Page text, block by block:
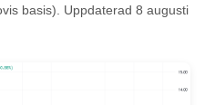
basis). Uppdaterad 8 augusti